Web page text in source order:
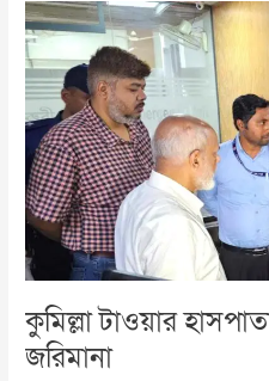
কুমিল্লা টাওয়ার
জরিমানা
কুমিল্লা
টাওয়ার
হাসপাতালকে
দুই
লাখ
টাকা
জরিমানা